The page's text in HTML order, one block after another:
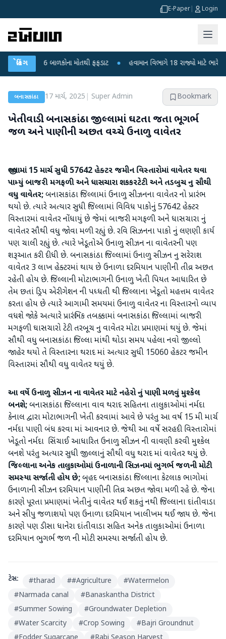
E-Paper Login
બ્રેકિંગ
6 બાળકોના મોતથી ફફડાટ ● હવામાન વિભાગે 18 રાજ્યો માટે ભારે વરસાદની
બનાસકાંઠા 17 માર્ચ, 2025 Super Admin Bookmark
ખેતીવાડી: બનાસકાંઠા જીલ્લામાં ઘટતા જતા ભૂગર્ભ
જળ અને પાણીની અછત વચ્ચે ઉનાળુ વાવેતર
જીલ્લામાં 15 માર્ચ સુધી 57642 હેક્ટર જમીન વિસ્તારોમાં વાવેતર થવા
પામ્યું બાજરી મગફળી અને ધાસચારા શકકરટેટી અને તડબુચ નુ સૌથી
વધુ વાવેતર;બનાસકાંઠા જિલ્લામાં ઉનાળુ સીઝનના વાવેતર નો પ્રારંભ
થયો છે. ત્યારે અત્યાર સુધી જિલ્લામાં વિવિધ પાકોનું 57642 હેક્ટર
વિસ્તારમાં વાવેતર નોંધાયું છે જેમાં બાજરી મગફળી અને ધાસચારા નું
વાવેતર સૌથી વધુ જોવા મળી રહ્યું છે. રવિ સિઝનના પાકો નું લણણી કાર્ય
પણ ચાલી રહ્યું છે. ત્યારે ખેડૂતોએ ઉનાળુ સીઝન ના વાવેતરની પણ
શરૂઆત કરી દીધી છે. બનાસકાંઠા જિલ્લામાં ઉનાળુ સીઝન નુ સરેરાશ
વાવેતર 3 લાખ હેક્ટરમાં થાય છે ઉનાળા દરમિયાન પાણીની તીવ્ર અછત
રહેતી હોય છે. જિલ્લાની મોટાભાગની ઉનાળુ ખેતી પિયત આધારિત છે
તેમ છતાં ડ્રિપ એરીગેશન ની પધ્ધતી થી જિલ્લાના ખેડૂતો મહત્તમ વાવેતર
કરતા હોય છે ત્યારે આગામી સમયમાં ઉનાળુ વાવેતર ના વિસ્તારનો વ્યાપ
વધશે જોકે અત્યારે પ્રારંભિક તબક્કામાં બનાસકાંઠા જિલ્લામાં બાજરી
મગફળી ઘાસચારો ટેટી તરબૂચ નુ વાવેતર મોટા પ્રમાણમાં થયું છે. જેમાં
સૌથી વધુ બનાસકાંઠા જિલ્લા માંથી થોડા સમય પહેલા નવો જીલ્લો
જાહેર થયો તે વિસ્તારના થરાદ માં અત્યાર સુધી 15060 હેકટર જમીન
વિસ્તારમાં સૌથી વધુ વાવેતર થયું છે.
આ વર્ષે ઉનાળુ સીઝન ના વાવેતર માટે નહેરો નું પાણી મળવું મુશ્કેલ
બનશે;બનાસકાંઠા જિલ્લાના વાવ થરાદ સહિતના તાલુકાઓમાં નર્મદા
કેનાલ દ્વારા મોટાભાગની ખેતી કરવામાં આવે છે પરંતુ આ વર્ષ 15 મી માર્ચ
નર્મદા પાણી બંધ કરવા માં આવનાર છે. જેથી આ વર્ષે સરહદી વિસ્તારોમાં
ખેડૂતો નર્મદા સિંચાઈ આધારિત ઉનાળુ સીઝન ની વાવણી કરવી મુશ્કેલ
બનશે પરંતુ અત્યાર સુધી જીલ્લાનું સૌથી વધુ થરાદ માં વાવેતર થયું છે.
જિલ્લાના અનેક તાલુકાઓમાં ઉનાળાની સિઝનમાં ભુગર્ભ જળની મોટી
સમસ્યા સર્જાતી હોય છે;બૃહદ બનાસકાંઠા જિલ્લાના કેટલાક ભાગોમાં
ઉનાળાની સીઝન દરમિયાન પાણીની તિવ્ર અછત જોવા મળી રહે છે. જેના
કારણે પૂરતા પ્રમાણમાં ખેતીનું વાવેતર થઈ શકતું નથી જિલ્લાના દાંતીવાડા
અને સીપુ જળાશયો પણ ઉનાળા દરમિયાન ખાલીખમ થઈ જાય છે. જેના
કારણે પણ ડીસા ધાનેરા દાંતીવાડા સહિત અનેક તાલુકાઓમાં ઉનાળા
દરમિયાન ભુગર્ભ જળ ની મોટી સમસ્યા સર્જાતી હોય છે.
ટેગ્સ: #tharad ##Agriculture #Watermelon
#Narmada canal #Banaskantha District
#Summer Sowing #Groundwater Depletion
#Water Scarcity #Crop Sowing #Bajri Groundnut